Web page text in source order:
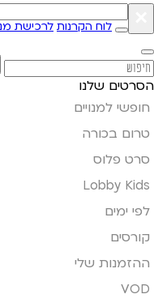
לוח הקרנות לרכישת
הסרטים שלנו
חופשי למנויים
טרום בכורה
סרט פלוס
Lobby Kids
לפי ימים
קורסים
ההזמנות שלי
VOD